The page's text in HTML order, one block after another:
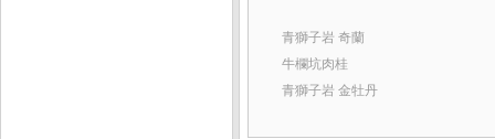
青獅子岩 奇蘭
牛欄坑肉桂
青獅子岩 金牡丹